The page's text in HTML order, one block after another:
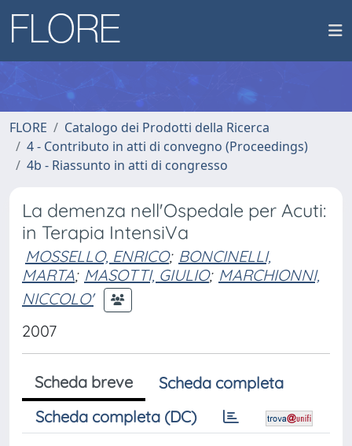
FLORE
Catalogo dei Prodotti della Ricerca
4 - Contributo in atti di convegno (Proceedings)
4b - Riassunto in atti di congresso
La demenza nell'Ospedale per Acuti:
in Terapia IntensiVa
MOSSELLO, ENRICO; BONCINELLI,
MARTA; MASOTTI, GIULIO; MARCHIONNI,
NICCOLO'
2007
Scheda breve
Scheda completa
Scheda completa (DC)